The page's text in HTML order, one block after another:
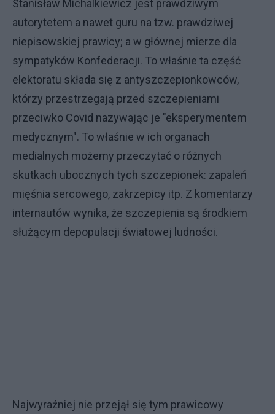
Stanisław Michalkiewicz jest prawdziwym
autorytetem a nawet guru na tzw. prawdziwej
niepisowskiej prawicy; a w głównej mierze dla
sympatyków Konfederacji. To właśnie ta część
elektoratu składa się z antyszczepionkowców,
którzy przestrzegają przed szczepieniami
przeciwko Covid nazywając je "eksperymentem
medycznym". To właśnie w ich organach
medialnych możemy przeczytać o różnych
skutkach ubocznych tych szczepionek: zapaleń
mięśnia sercowego, zakrzepicy itp. Z komentarzy
internautów wynika, że szczepienia są środkiem
służącym depopulacji światowej ludności.
Najwyraźniej nie przejął się tym prawicowy